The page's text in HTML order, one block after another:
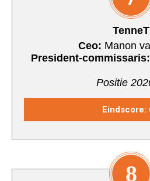
TenneT
Ceo: Manon
President-commissaris:
Positie
Eindscore:
8